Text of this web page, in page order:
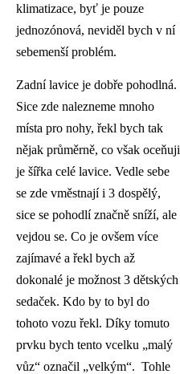
klimatizace, byť je pouze
jednozónová, neviděl bych v ní
sebemenší problém.
Zadní lavice je dobře pohodlná.
Sice zde nalezneme mnoho
místa pro nohy, řekl bych tak
nějak průměrně, co však oceňuji
je šířka celé lavice. Vedle sebe
se zde vměstnají i 3 dospělý,
sice se pohodlí značně sníží, ale
vejdou se. Co je ovšem více
zajímavé a řekl bych až
dokonalé je možnost 3 dětských
sedaček. Kdo by to byl do
tohoto vozu řekl. Díky tomuto
prvku bych tento vcelku „malý
vůz“ označil „velkým“. Tohle